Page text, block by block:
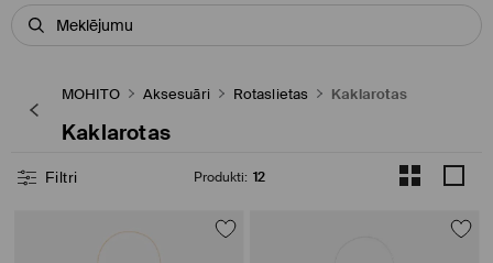
MOHITO Aksesuāri Rotaslietas Kaklarotas
Kaklarotas
Filtri Produkti: 12